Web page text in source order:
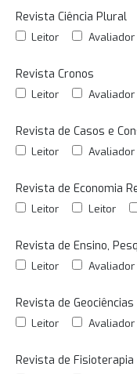
Revista Ciência Plural
Leitor Avaliador
Revista Cronos
Leitor Avaliador
Revista de Casos e
Leitor Avaliador
Revista de Economia
Leitor Leitor
Revista de Ensino,
Leitor Avaliador
Revista de
Leitor Avaliador
Revista de